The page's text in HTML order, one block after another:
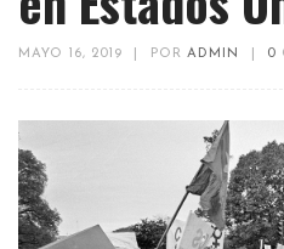
MAYO 16, 2019 PORADMIN 0